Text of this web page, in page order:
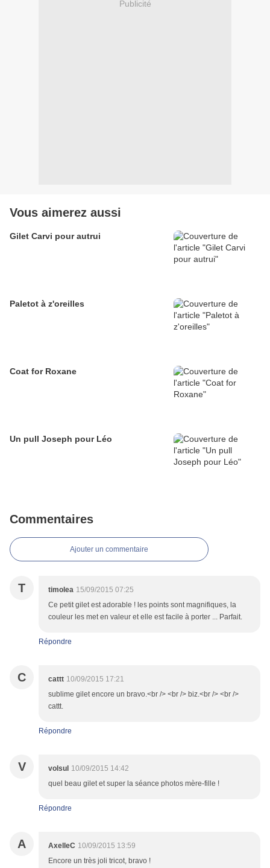
Publicité
Vous aimerez aussi
Gilet Carvi pour autrui
Paletot à z'oreilles
Coat for Roxane
Un pull Joseph pour Léo
Commentaires
Ajouter un commentaire
T timolea 15/09/2015 07:25
Ce petit gilet est adorable ! les points sont magnifiques, la
couleur les met en valeur et elle est facile à porter ... Parfait.
Répondre
C cattt 10/09/2015 17:21
sublime gilet encore un bravo.<br /> <br /> biz.<br /> <br />
cattt.
Répondre
V volsul 10/09/2015 14:42
quel beau gilet et super la séance photos mère-fille !
Répondre
A AxelleC 10/09/2015 13:59
Encore un très joli tricot, bravo !